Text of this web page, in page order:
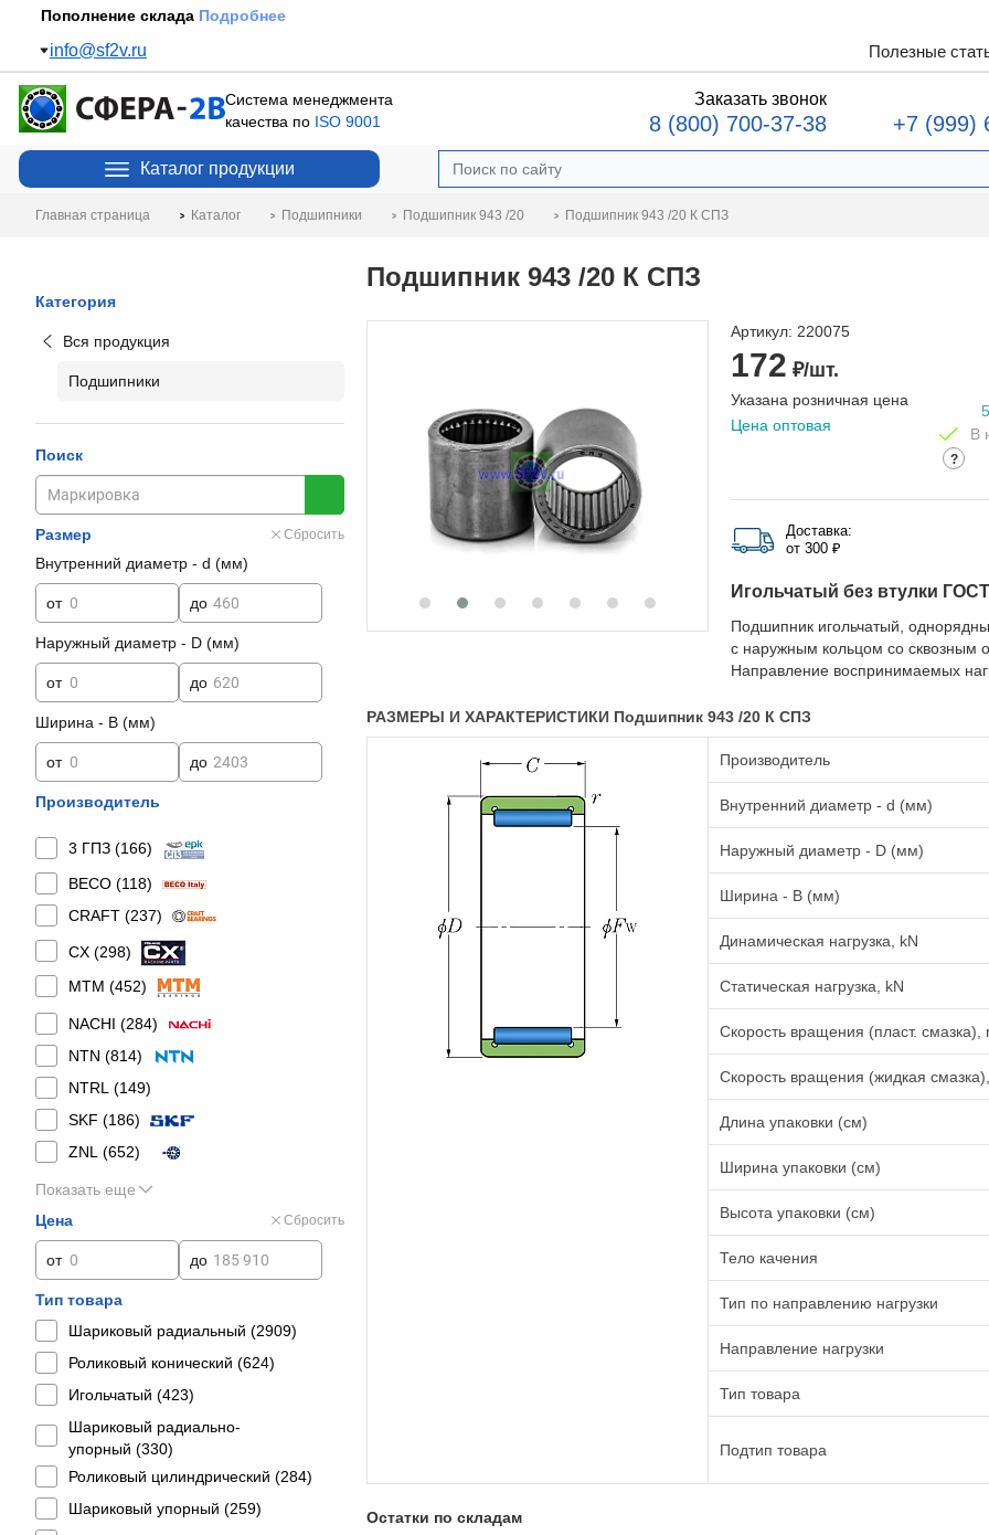
Пополнение склада Подробнее
info@sf2v.ru Полезные
Система менеджмента
качества по ISO 9001
Заказать звонок
8 (800) 700-37-38 +7 (999)
Каталог продукции
Главная страница Каталог Подшипники Подшипник 943 /20 Подшипник 943 /20 К СПЗ
Категория
Вся продукция
Подшипники
Поиск
Размер Сбросить
Внутренний диаметр - d (мм)
от до
Наружный диаметр - D (мм)
от до
Ширина - B (мм)
от до
Производитель
3 ГПЗ (166)
BECO (118)
CRAFT (237)
CX (298)
MTM (452)
NACHI (284)
NTN (814)
NTRL (149)
SKF (186)
ZNL (652)
Показать еще
Цена
Сбросить
от до
Тип товара
Шариковый радиальный (2909)
Роликовый конический (624)
Игольчатый (423)
Шариковый радиально-
упорный (330)
Роликовый цилиндрический (284)
Шариковый упорный (259)
Подшипник 943 /20 К СПЗ
Артикул: 220075
172 ₽/шт.
Указана розничная цена
Цена оптовая
В
?
Доставка:
от 300 ₽
Игольчатый без втулки ГОСТ
Подшипник игольчатый,
с наружным кольцом со сквозным
Направление воспринимаемых
РАЗМЕРЫ И ХАРАКТЕРИСТИКИ Подшипник 943 /20 К СПЗ
Производитель
Внутренний диаметр - d (мм)
Наружный диаметр - D (мм)
Ширина - B (мм)
Динамическая нагрузка, kN
Статическая нагрузка, kN
Скорость вращения (пласт. смазка),
Скорость вращения (жидкая
Длина упаковки (см)
Ширина упаковки (см)
Высота упаковки (см)
Тело качения
Тип по направлению нагрузки
Направление нагрузки
Тип товара
Подтип товара
Остатки по складам